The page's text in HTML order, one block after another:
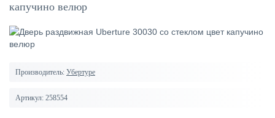
капучино велюр
Производитель: Убертуре
Артикул: 258554